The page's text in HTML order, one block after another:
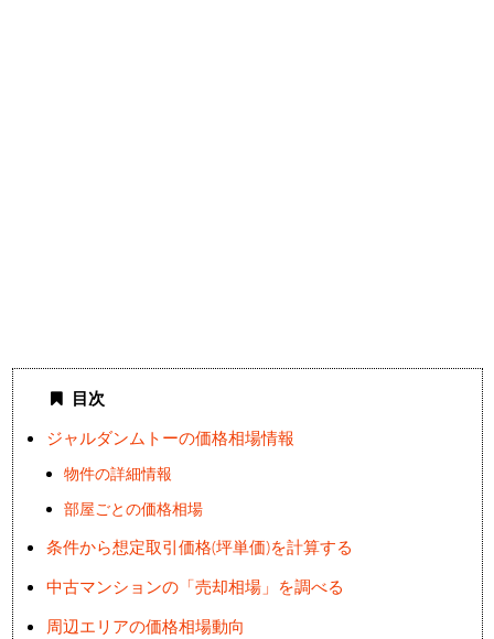
目次
ジャルダンムトーの価格相場情報
物件の詳細情報
部屋ごとの価格相場
条件から想定取引価格(坪単価)を計算する
中古マンションの「売却相場」を調べる
周辺エリアの価格相場動向